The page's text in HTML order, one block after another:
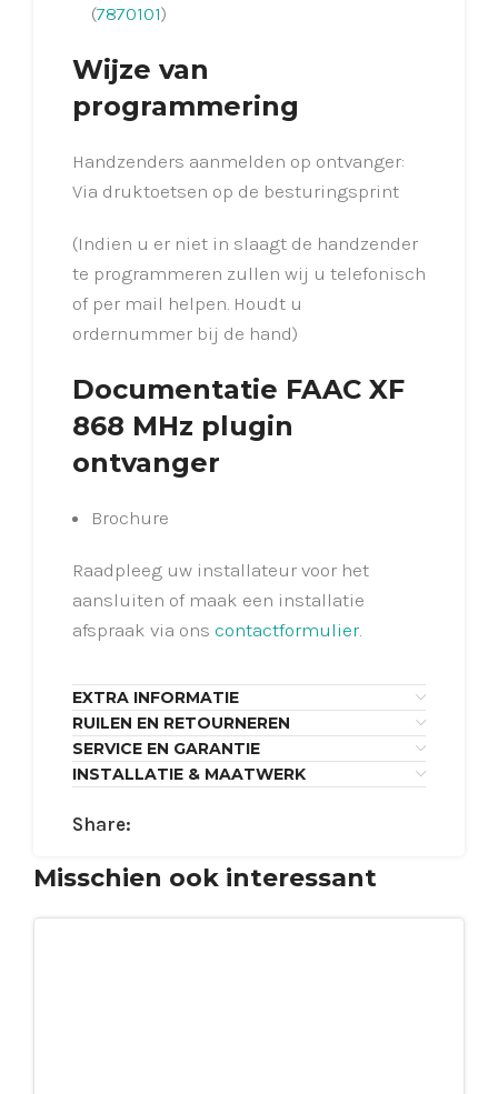
(7870101)
Wijze van
programmering
Handzenders aanmelden op ontvanger:
Via druktoetsen op de besturingsprint
(Indien u er niet in slaagt de handzender
te programmeren zullen wij u telefonisch
of per mail helpen. Houdt u
ordernummer bij de hand)
Documentatie FAAC XF
868 MHz plugin
ontvanger
Brochure
Raadpleeg uw installateur voor het
aansluiten of maak een installatie
afspraak via ons contactformulier.
EXTRA INFORMATIE
RUILEN EN RETOURNEREN
SERVICE EN GARANTIE
INSTALLATIE & MAATWERK
Share:
Misschien ook interessant